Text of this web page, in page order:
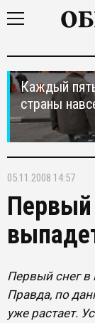
Каждый
страны
05.11.2008 14:57
Первый
Первый снег в
Правда, по
уже растает.